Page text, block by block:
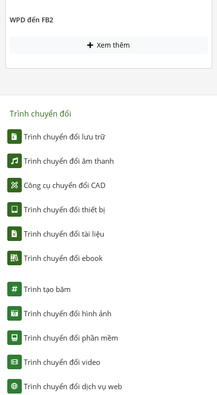
WPD đến FB2
Xem thêm
Trình chuyển đổi
Trình chuyển đổi lưu trữ
Trình chuyển đổi âm thanh
Công cụ chuyển đổi CAD
Trình chuyển đổi thiết bị
Trình chuyển đổi tài liệu
Trình chuyển đổi ebook
Trình tạo băm
Trình chuyển đổi hình ảnh
Trình chuyển đổi phần mềm
Trình chuyển đổi video
Trình chuyển đổi dịch vụ web